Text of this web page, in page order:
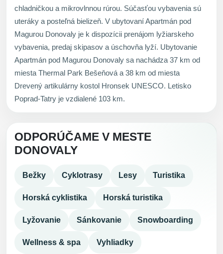
chladničkou a mikrovlnnou rúrou. Súčasťou vybavenia sú
uteráky a posteľná bielizeň. V ubytovaní Apartmán pod
Magurou Donovaly je k dispozícii prenájom lyžiarskeho
vybavenia, predaj skipasov a úschovňa lyží. Ubytovanie
Apartmán pod Magurou Donovaly sa nachádza 37 km od
miesta Thermal Park Bešeňová a 38 km od miesta
Drevený artikulárny kostol Hronsek UNESCO. Letisko
Poprad-Tatry je vzdialené 103 km.
ODPORÚČAME V MESTE
DONOVALY
Bežky Cyklotrasy Lesy Turistika
Horská cyklistika Horská turistika
Lyžovanie Sánkovanie Snowboarding
Wellness & spa Vyhliadky